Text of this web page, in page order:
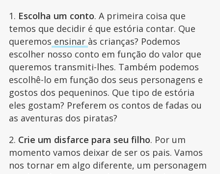
1. Escolha um conto. A primeira coisa que
temos que decidir é que estória contar. Que
queremos ensinar às crianças? Podemos
escolher nosso conto em função do valor que
queremos transmiti-lhes. Também podemos
escolhê-lo em função dos seus personagens e
gostos dos pequeninos. Que tipo de estória
eles gostam? Preferem os contos de fadas ou
as aventuras dos piratas?
2. Crie um disfarce para seu filho. Por um
momento vamos deixar de ser os pais. Vamos
nos tornar em algo diferente, um personagem